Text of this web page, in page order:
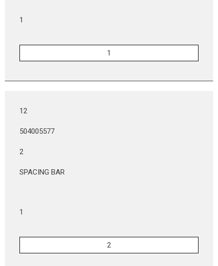
1
12
504005577
2
SPACING BAR
1